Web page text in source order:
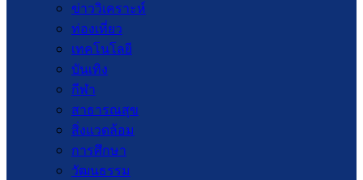
ข่าววิเคราะห์
ท่องเที่ยว
เทคโนโลยี
บันเทิง
กีฬา
สาธารณสุข
สิ่งแวดล้อม
การศึกษา
วัฒนธรรม